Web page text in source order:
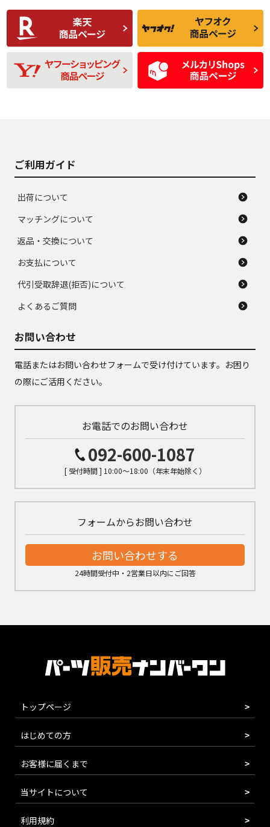
C
使用感や傷があり、
比較的きれいな中古
品
C
偏磨耗・劣化は感じ
られるが、使用に問
題のない中古品
D
使用感や目立つ傷が
あり、一般的な中古
品
D
残り溝も少なく、偏
磨耗がみられ、短期
間使用できるくらい
の中古品
ご利用ガイド
出荷について
マッチングについて
返品・交換について
お支払について
代引受取辞退(拒否)について
よくあるご質問
お問い合わせ
電話またはお問い合わせフォームで受け付けています。お困り
の際にご活用ください。
お電話でのお問い合わせ
092-600-1087
[ 受付時間 ] 10:00～18:00（年末年始除く）
フォームからお問い合わせ
お問い合わせする
24時間受付中・2営業日以内にご回答
トップページ
はじめての方
お客様に届くまで
当サイトについて
利用規約